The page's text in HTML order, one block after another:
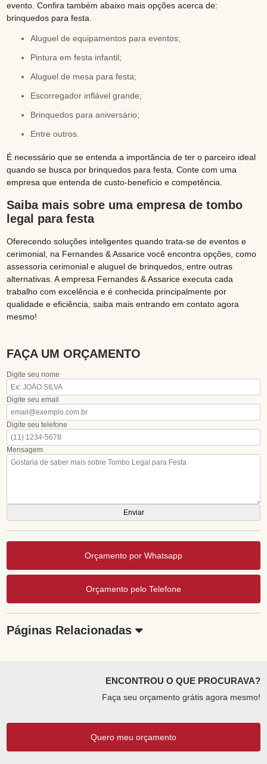
evento. Confira também abaixo mais opções acerca de:
brinquedos para festa.
aluguel de equipamentos para eventos;
pintura em festa infantil;
aluguel de mesa para festa;
escorregador inflável grande;
brinquedos para aniversário;
entre outros.
É necessário que se entenda a importância de ter o parceiro ideal
quando se busca por brinquedos para festa. Conte com uma
empresa que entenda de custo-benefício e competência.
Saiba mais sobre uma empresa de tombo
legal para festa
Oferecendo soluções inteligentes quando trata-se de eventos e
cerimonial, na Fernandes & Assarice você encontra opções, como
assessoria cerimonial e aluguel de brinquedos, entre outras
alternativas. A empresa Fernandes & Assarice executa cada
trabalho com excelência e é conhecida principalmente por
qualidade e eficiência, saiba mais entrando em contato agora
mesmo!
FAÇA UM ORÇAMENTO
Digite seu nome
Digite seu email
Digite seu telefone
Mensagem
Orçamento por Whatsapp
Orçamento pelo Telefone
Páginas Relacionadas
ENCONTROU O QUE PROCURAVA?
Faça seu orçamento grátis agora mesmo!
Quero meu orçamento